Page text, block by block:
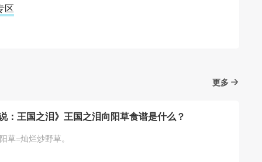
区
更多
：王国之泪》王国之泪向阳草食谱是什么？
草=灿烂炒野草。